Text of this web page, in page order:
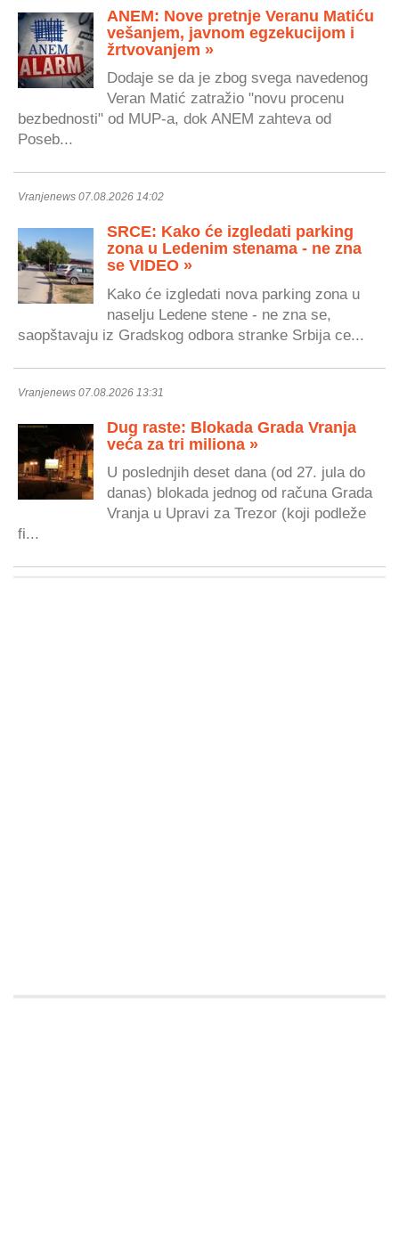
ANEM: Nove pretnje Veranu Matiću
vešanjem, javnom egzekucijom i
žrtvovanjem »
Dodaje se da je zbog svega navedenog
Veran Matić zatražio "novu procenu
bezbednosti" od MUP-a, dok ANEM zahteva od
Poseb...
Vranjenews 07.08.2026 14:02
SRCE: Kako će izgledati parking
zona u Ledenim stenama - ne zna
se VIDEO »
Kako će izgledati nova parking zona u
naselju Ledene stene - ne zna se,
saopštavaju iz Gradskog odbora stranke Srbija ce...
Vranjenews 07.08.2026 13:31
Dug raste: Blokada Grada Vranja
veća za tri miliona »
U poslednjih deset dana (od 27. jula do
danas) blokada jednog od računa Grada
Vranja u Upravi za Trezor (koji podleže
fi...